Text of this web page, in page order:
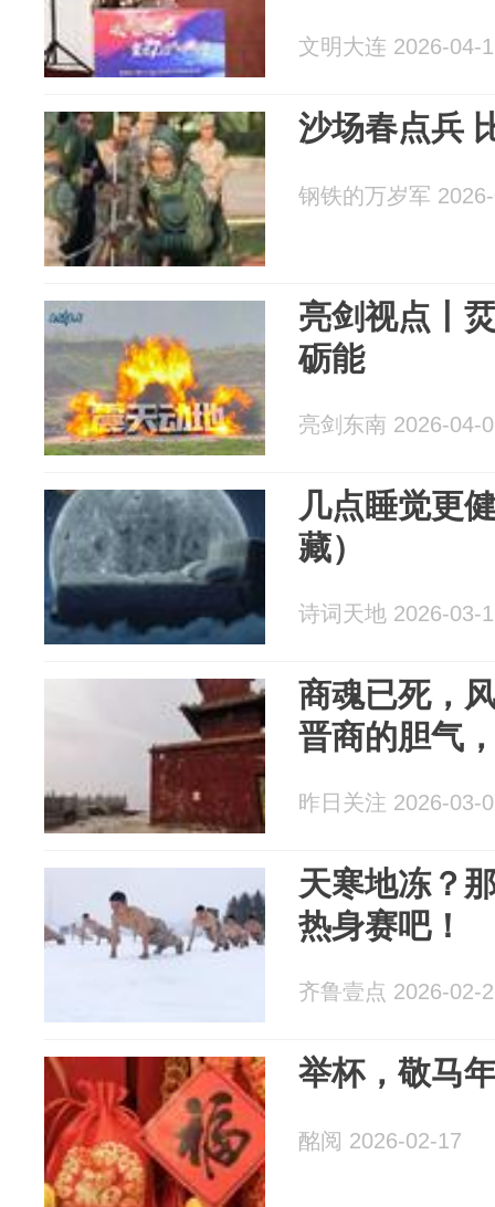
文明大连 2026-04-
沙场春点兵
钢铁的万岁军
亮剑视点丨
砺能
亮剑东南 2026-04-
几点睡觉更
藏）
诗词天地 2026-03-
商魂已死，
晋商的胆气
昨日关注 2026-03-
天寒地冻？
热身赛吧！
齐鲁壹点 2026-02-
举杯，敬马
酩阅 2026-02-17